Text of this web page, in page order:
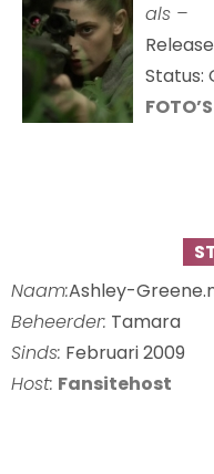
als –
Status:
FOTO’S
Naam:Ashley-
Beheerder: Tamara
Sinds: Februari 2009
Host: Fansitehost